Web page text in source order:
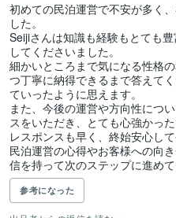
初めての民泊運営で不安が多く
した。
Seijiさんは知識も経験もとても
してくださいました。
細かいところまで気になる性格
つ丁寧に納得できるまで答えて
ていったように思えます。
また、今後の運営や方向性につ
スをいただき、とても心強かった
レスポンスも早く、終始安心し
民泊運営の心得やお客様への向
信を持って次のステップに進めて
参考になった